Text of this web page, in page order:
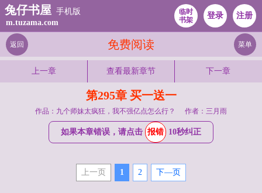
兔仔书屋 手机版
m.tuzama.com
临时
书架
登录 注册
免费阅读
返回 菜单
上一章 查看最新章节 下一章
第295章 买一送一
作品：九个师妹太疯狂，我不强亿点怎么行？ 作者：三月雨
如果本章错误，请点击 报错 10秒纠正
上一页 1 2 下—页